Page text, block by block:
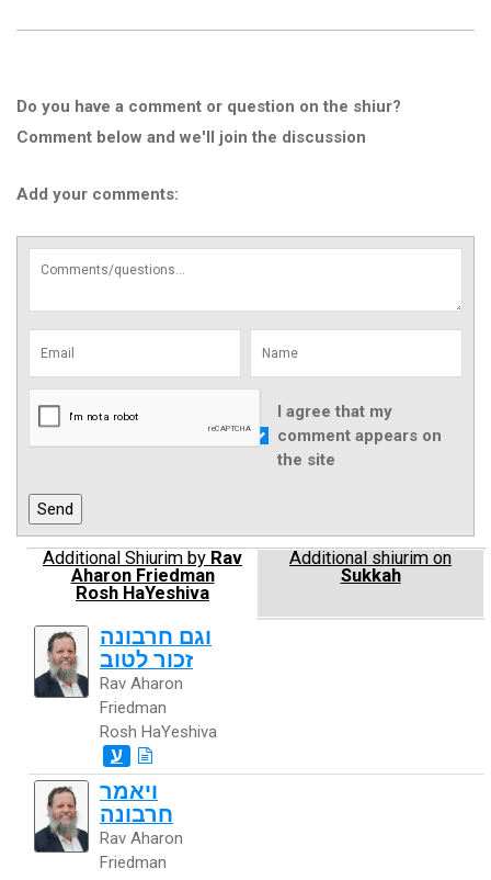
Do you have a comment or question on the shiur?
Comment below and we'll join the discussion
Add your comments:
I agree that my
comment appears on
the site
Additional Shiurim by Rav
Aharon Friedman
Rosh HaYeshiva
Additional shiurim on
Sukkah
וגם חרבונה
זכור לטוב
Rav Aharon
Friedman
Rosh HaYeshiva
ע
ויאמר
חרבונה
Rav Aharon
Friedman